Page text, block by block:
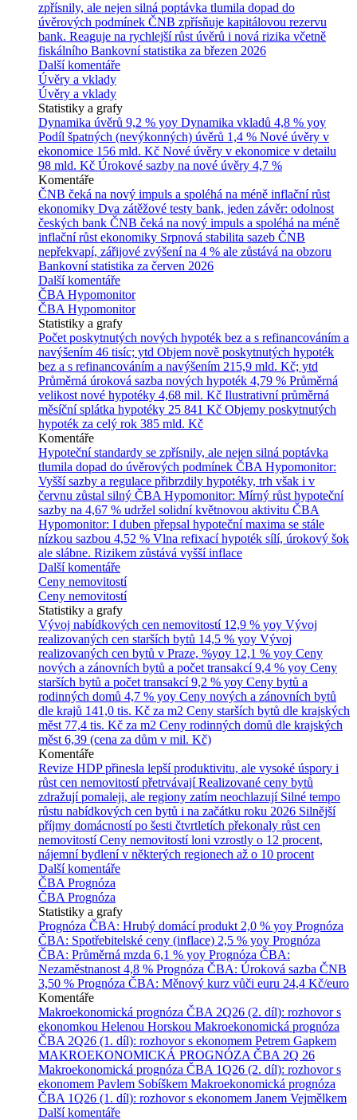
zpřísnily, ale nejen silná poptávka tlumila dopad do
úvěrových podmínek ČNB zpřísňuje kapitálovou rezervu
bank. Reaguje na rychlejší růst úvěrů i nová rizika včetně
fiskálního Bankovní statistika za březen 2026
Další komentáře
Úvěry a vklady
Úvěry a vklady
Statistiky a grafy
Dynamika úvěrů 9,2 % yoy Dynamika vkladů 4,8 % yoy
Podíl špatných (nevýkonných) úvěrů 1,4 % Nové úvěry v
ekonomice 156 mld. Kč Nové úvěry v ekonomice v detailu
98 mld. Kč Úrokové sazby na nové úvěry 4,7 %
Komentáře
ČNB čeká na nový impuls a spoléhá na méně inflační růst
ekonomiky Dva zátěžové testy bank, jeden závěr: odolnost
českých bank ČNB čeká na nový impuls a spoléhá na méně
inflační růst ekonomiky Srpnová stabilita sazeb ČNB
nepřekvapí, zářijové zvýšení na 4 % ale zůstává na obzoru
Bankovní statistika za červen 2026
Další komentáře
ČBA Hypomonitor
ČBA Hypomonitor
Statistiky a grafy
Počet poskytnutých nových hypoték bez a s refinancováním a
navýšením 46 tisíc; ytd Objem nově poskytnutých hypoték
bez a s refinancováním a navýšením 215,9 mld. Kč; ytd
Průměrná úroková sazba nových hypoték 4,79 % Průměrná
velikost nové hypotéky 4,68 mil. Kč Ilustrativní průměrná
měsíční splátka hypotéky 25 841 Kč Objemy poskytnutých
hypoték za celý rok 385 mld. Kč
Komentáře
Hypoteční standardy se zpřísnily, ale nejen silná poptávka
tlumila dopad do úvěrových podmínek ČBA Hypomonitor:
Vyšší sazby a regulace přibrzdily hypotéky, trh však i v
červnu zůstal silný ČBA Hypomonitor: Mírný růst hypoteční
sazby na 4,67 % udržel solidní květnovou aktivitu ČBA
Hypomonitor: I duben přepsal hypoteční maxima se stále
nízkou sazbou 4,52 % Vlna refixací hypoték sílí, úrokový šok
ale slábne. Rizikem zůstává vyšší inflace
Další komentáře
Ceny nemovitostí
Ceny nemovitostí
Statistiky a grafy
Vývoj nabídkových cen nemovitostí 12,9 % yoy Vývoj
realizovaných cen starších bytů 14,5 % yoy Vývoj
realizovaných cen bytů v Praze, %yoy 12,1 % yoy Ceny
nových a zánovních bytů a počet transakcí 9,4 % yoy Ceny
starších bytů a počet transakcí 9,2 % yoy Ceny bytů a
rodinných domů 4,7 % yoy Ceny nových a zánovních bytů
dle krajů 141,0 tis. Kč za m2 Ceny starších bytů dle krajských
měst 77,4 tis. Kč za m2 Ceny rodinných domů dle krajských
měst 6,39 (cena za dům v mil. Kč)
Komentáře
Revize HDP přinesla lepší produktivitu, ale vysoké úspory i
růst cen nemovitostí přetrvávají Realizované ceny bytů
zdražují pomaleji, ale regiony zatím neochlazují Silné tempo
růstu nabídkových cen bytů i na začátku roku 2026 Silnější
příjmy domácností po šesti čtvrtletích překonaly růst cen
nemovitostí Ceny nemovitostí loni vzrostly o 12 procent,
nájemní bydlení v některých regionech až o 10 procent
Další komentáře
ČBA Prognóza
ČBA Prognóza
Statistiky a grafy
Prognóza ČBA: Hrubý domácí produkt 2,0 % yoy Prognóza
ČBA: Spotřebitelské ceny (inflace) 2,5 % yoy Prognóza
ČBA: Průměrná mzda 6,1 % yoy Prognóza ČBA:
Nezaměstnanost 4,8 % Prognóza ČBA: Úroková sazba ČNB
3,50 % Prognóza ČBA: Měnový kurz vůči euru 24,4 Kč/euro
Komentáře
Makroekonomická prognóza ČBA 2Q26 (2. díl): rozhovor s
ekonomkou Helenou Horskou Makroekonomická prognóza
ČBA 2Q26 (1. díl): rozhovor s ekonomem Petrem Gapkem
MAKROEKONOMICKÁ PROGNÓZA ČBA 2Q 26
Makroekonomická prognóza ČBA 1Q26 (2. díl): rozhovor s
ekonomem Pavlem Sobíškem Makroekonomická prognóza
ČBA 1Q26 (1. díl): rozhovor s ekonomem Janem Vejmělkem
Další komentáře